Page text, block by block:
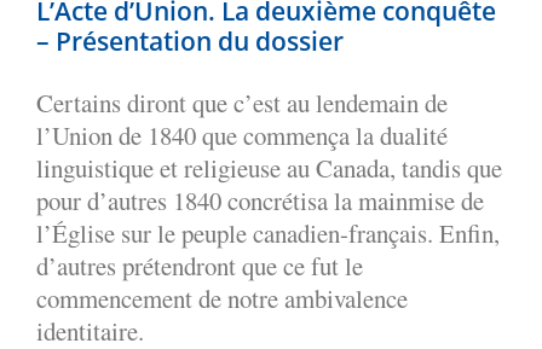
L’Acte d’Union. La deuxième conquête
– Présentation du dossier
Certains diront que c’est au lendemain de
l’Union de 1840 que commença la dualité
linguistique et religieuse au Canada, tandis que
pour d’autres 1840 concrétisa la mainmise de
l’Église sur le peuple canadien-français. Enfin,
d’autres prétendront que ce fut le
commencement de notre ambivalence
identitaire.